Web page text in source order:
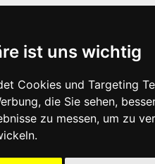
ist uns wichtig
Cookies und Targeting
die Sie sehen,
zu messen, um zu